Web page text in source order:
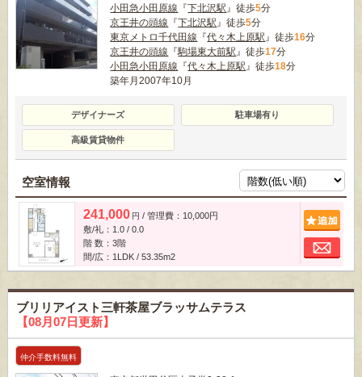
小田急小田原線 『下北沢駅』徒歩5分
京王井の頭線 『下北沢駅』徒歩5分
東京メトロ千代田線 『代々木上原駅』徒歩16分
京王井の頭線 『駒場東大前駅』徒歩17分
小田急小田原線 『代々木上原駅』徒歩18分
築年月2007年10月
デザイナーズ 駐車場有り
高級賃貸物件
空室情報
241,000 円 / 管理費：10,000円
敷/礼：1.0 / 0.0
階 数：3階
間/広：1LDK / 53.35m2
ブリリアイスト三軒茶屋ブラッサムテラス
【08月07日更新】
仲介手数料無料